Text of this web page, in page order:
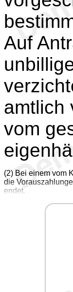
Auf
amtlich
vom
(2) Bei einem vom
die
endet.